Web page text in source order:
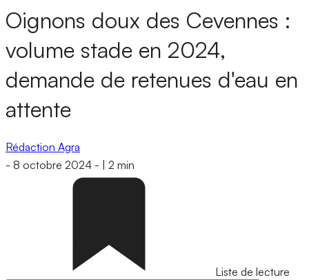
Oignons doux des Cevennes :
volume stade en 2024,
demande de retenues d'eau en
attente
Rédaction Agra
- 8 octobre 2024 - 2 min
Liste de lecture